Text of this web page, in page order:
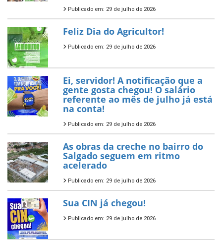
Publicado em: 29 de julho de 2026
Feliz Dia do Agricultor!
Publicado em: 29 de julho de 2026
Ei, servidor! A notificação que a
gente gosta chegou! O salário
referente ao mês de julho já está
na conta!
Publicado em: 29 de julho de 2026
As obras da creche no bairro do
Salgado seguem em ritmo
acelerado
Publicado em: 29 de julho de 2026
Sua CIN já chegou!
Publicado em: 29 de julho de 2026